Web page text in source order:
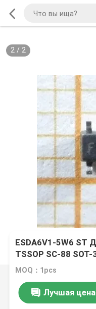
2/ 2
ESDA6V1-5W6 ST
TSSOP SC-88 SOT-
MOQ：1pcs
Лучшая цена